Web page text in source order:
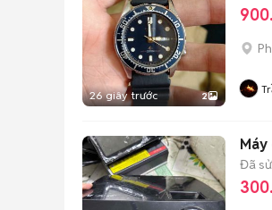
26 giây trước 2
Máy
Đã